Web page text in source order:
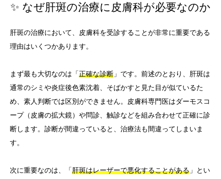
✨ なぜ肝斑の治療に皮膚科が必要なのか
肝斑の治療において、皮膚科を受診することが非常に重要である
理由はいくつかあります。
まず最も大切なのは「正確な診断 」です。前述のとおり、肝斑は
通常のシミや炎症後色素沈着、そばかすと見た目が似ているた
め、素人判断では区別ができません。皮膚科専門医はダーモスコ
ープ（皮膚の拡大鏡）や問診、触診などを組み合わせて正確に診
断します。診断が間違っていると、治療法も間違ってしまいま
す。
次に重要なのは、「肝斑はレーザーで悪化することがある 」とい